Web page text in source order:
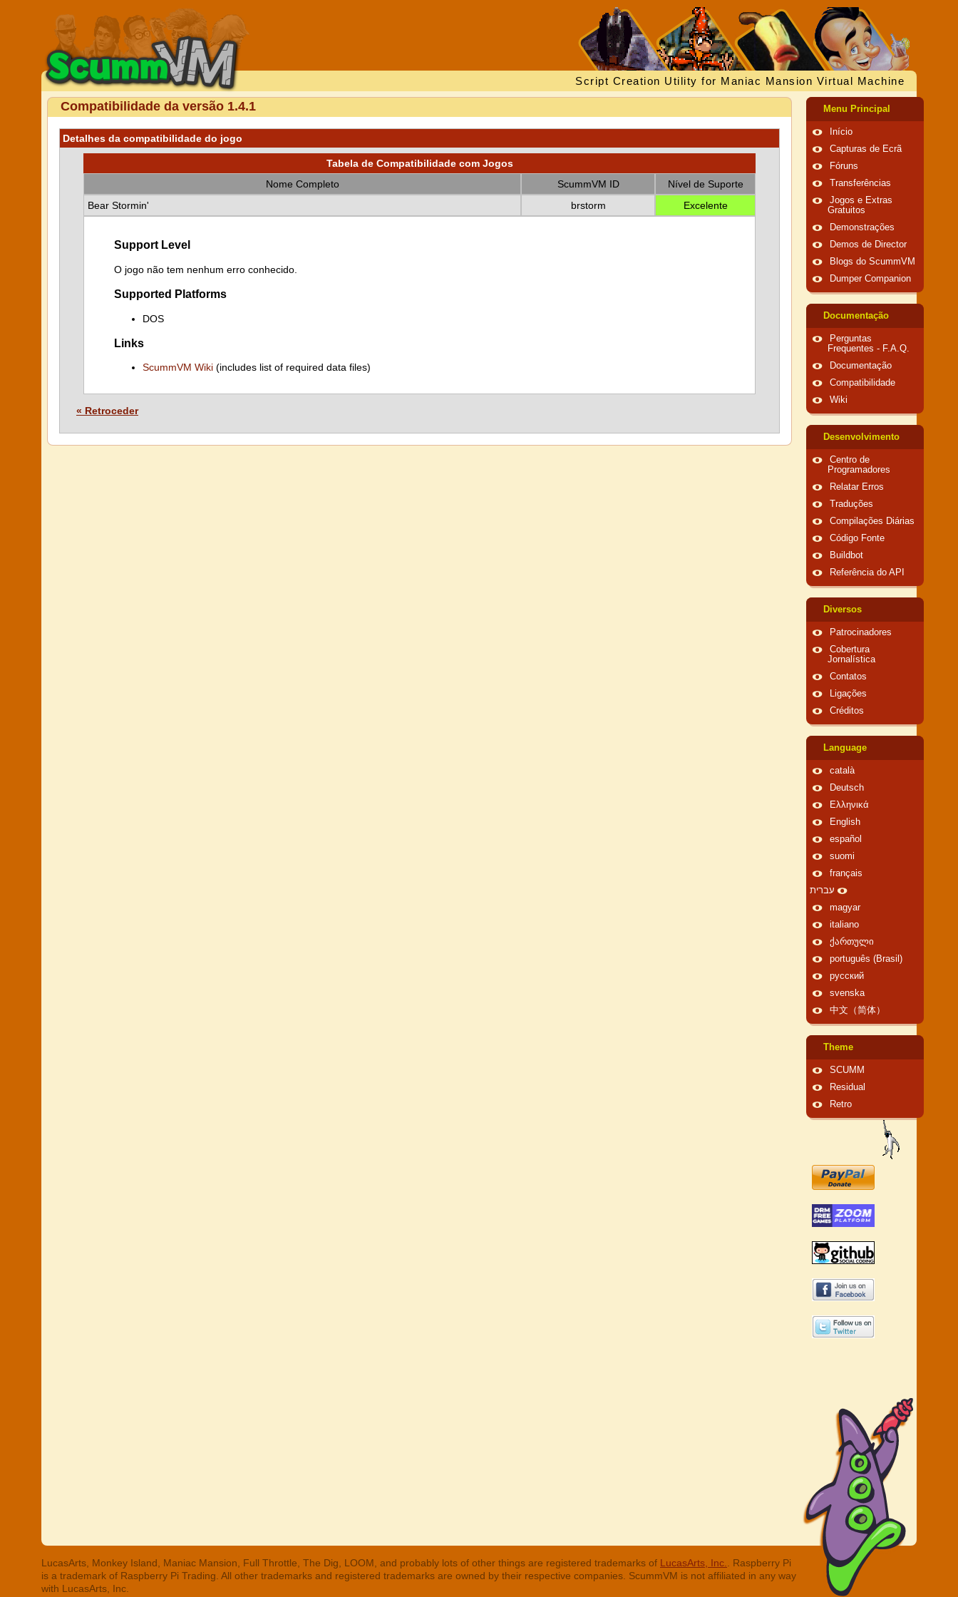
Script Creation Utility for Maniac Mansion Virtual Machine
Compatibilidade da versão 1.4.1
Detalhes da compatibilidade do jogo
Tabela de Compatibilidade com Jogos
Nome Completo
ScummVM ID
Nível de Suporte
Bear Stormin'
brstorm Excelente
Support Level
O jogo não tem nenhum erro conhecido.
Supported Platforms
DOS
Links
ScummVM Wiki (includes list of required data files)
« Retroceder
Menu Principal
Início
Capturas de Ecrã
Fóruns
Transferências
Jogos e Extras
Gratuitos
Demonstrações
Demos de Director
Blogs do ScummVM
Dumper Companion
Documentação
Perguntas
Frequentes - F.A.Q.
Documentação
Compatibilidade
Wiki
Desenvolvimento
Centro de
Programadores
Relatar Erros
Traduções
Compilações Diárias
Código Fonte
Buildbot
Referência do API
Diversos
Patrocinadores
Cobertura
Jornalística
Contatos
Ligações
Créditos
Language
català
Deutsch
Ελληνικά
English
español
suomi
français
עברית
magyar
italiano
ქართული
português (Brasil)
русский
svenska
中文（简体）
Theme
SCUMM
Residual
Retro
LucasArts, Monkey Island, Maniac Mansion, Full Throttle, The Dig, LOOM, and probably lots of other things are registered trademarks of LucasArts, Inc.
. Raspberry Pi
is a trademark of Raspberry Pi Trading. All other trademarks and registered trademarks are owned by their respective companies. ScummVM is not affiliated in any way
with LucasArts, Inc.